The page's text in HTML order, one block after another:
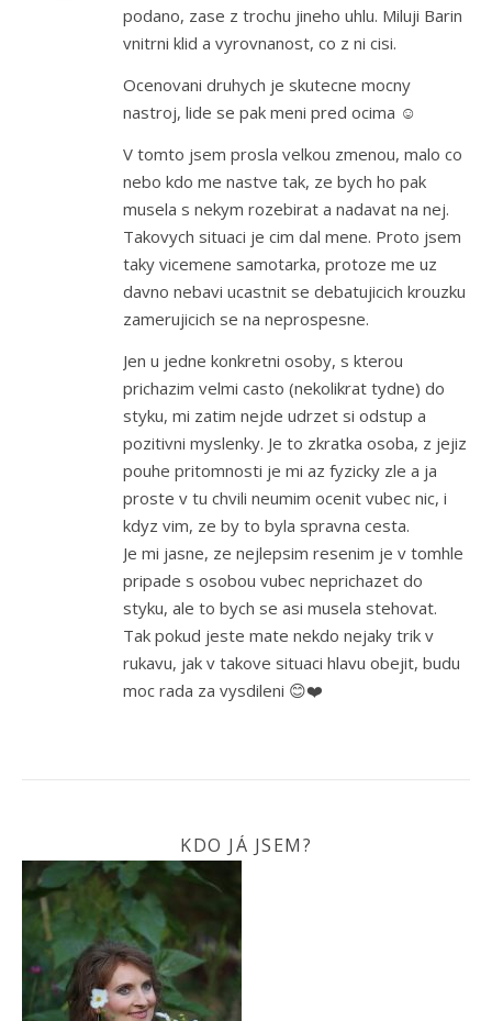
podano, zase z trochu jineho uhlu. Miluji Barin
vnitrni klid a vyrovnanost, co z ni cisi.
Ocenovani druhych je skutecne mocny
nastroj, lide se pak meni pred ocima ☺️
V tomto jsem prosla velkou zmenou, malo co
nebo kdo me nastve tak, ze bych ho pak
musela s nekym rozebirat a nadavat na nej.
Takovych situaci je cim dal mene. Proto jsem
taky vicemene samotarka, protoze me uz
davno nebavi ucastnit se debatujicich krouzku
zamerujicich se na neprospesne.
Jen u jedne konkretni osoby, s kterou
prichazim velmi casto (nekolikrat tydne) do
styku, mi zatim nejde udrzet si odstup a
pozitivni myslenky. Je to zkratka osoba, z jejiz
pouhe pritomnosti je mi az fyzicky zle a ja
proste v tu chvili neumim ocenit vubec nic, i
kdyz vim, ze by to byla spravna cesta.
Je mi jasne, ze nejlepsim resenim je v tomhle
pripade s osobou vubec neprichazet do
styku, ale to bych se asi musela stehovat.
Tak pokud jeste mate nekdo nejaky trik v
rukavu, jak v takove situaci hlavu obejit, budu
moc rada za vysdileni 😊❤️
KDO JÁ JSEM?